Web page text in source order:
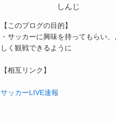
しんじ
【このブログの目的】
・サッカーに興味を持ってもらい
しく観戦できるように
【相互リンク】
サッカーLIVE速報